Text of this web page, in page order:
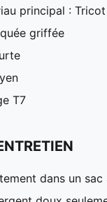
principal :
griffée
T7
dans un sac